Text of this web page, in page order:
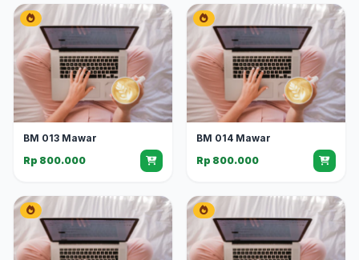
BM 013 Mawar
Rp 800.000
BM 014 Mawar
Rp 800.000